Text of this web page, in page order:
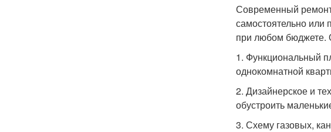
Современный
самостоятельно или
при любом бюджете.
1. Функциональный
однокомнатной
2. Дизайнерское и
обустроить
3. Схему газовых,